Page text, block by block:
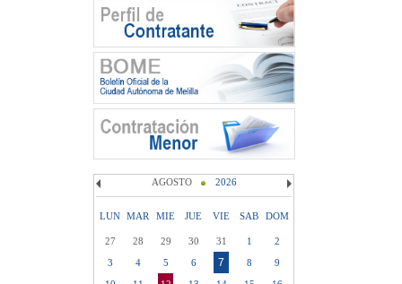
AGOSTO 2026
LUN MAR MIE JUE VIE SAB DOM
27 28 29 30 31 1
2
3
4 5 6 7 8
9